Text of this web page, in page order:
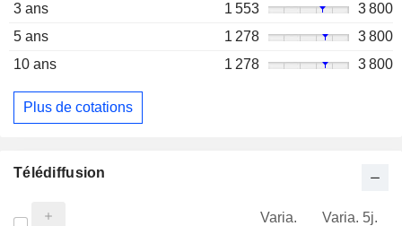
3 ans
1 553
3 800
5 ans
1 278
3 800
10 ans
1 278 3 800
Plus de cotations
Télédiffusion
Varia. Varia. 5j.